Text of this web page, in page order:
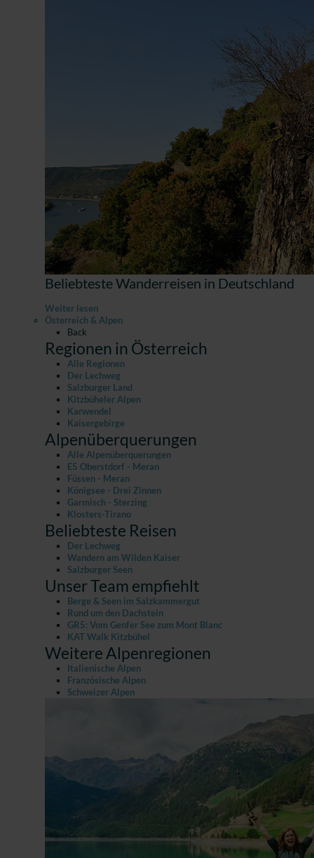
Beliebteste Wanderreisen in Deutschland
Weiter lesen
Österreich & Alpen
Back
Regionen in Österreich
Alle Regionen
Der Lechweg
Salzburger Land
Kitzbüheler Alpen
Karwendel
Kaisergebirge
Alpenüberquerungen
Alle Alpenüberquerungen
E5 Oberstdorf - Meran
Füssen - Meran
Königsee - Drei Zinnen
Garmisch - Sterzing
Klosters-Tirano
Beliebteste Reisen
Der Lechweg
Wandern am Wilden Kaiser
Salzburger Seen
Unser Team empfiehlt
Berge & Seen im Salzkammergut
Rund um den Dachstein
GR5: Vom Genfer See zum Mont Blanc
KAT Walk Kitzbühel
Weitere Alpenregionen
Italienische Alpen
Französische Alpen
Schweizer Alpen